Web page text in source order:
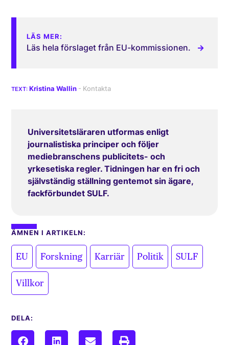
LÄS MER:
Läs hela förslaget från EU-kommissionen.
Kristina Wallin
Universitetsläraren utformas enligt
journalistiska principer och följer
mediebranschens publicitets- och
yrkesetiska regler. Tidningen har en fri och
självständig ställning gentemot sin ägare,
fackförbundet SULF.
ÄMNEN I ARTIKELN:
EU Forskning Karriär Politik SULF
Villkor
DELA: